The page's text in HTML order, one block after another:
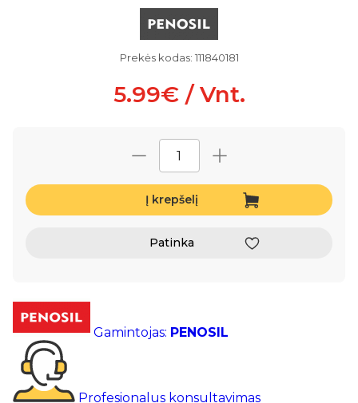
Prekės kodas: 111840181
5.99€ / Vnt.
Į krepšelį
Patinka
Gamintojas: PENOSIL
Profesionalus konsultavimas